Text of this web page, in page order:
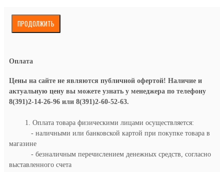
ПРОДОЛЖИТЬ
Оплата
Цены на сайте не являются публичной офертой! Наличие и
актуальную цену вы можете узнать у менеджера по телефону
8(391)2-14-26-96 или 8(391)2-60-52-63.
1. Оплата товара физическими лицами осуществляется:
- наличными или банковской картой при покупке товара в
магазине
- безналичным перечислением денежных средств, согласно
выставленного счета